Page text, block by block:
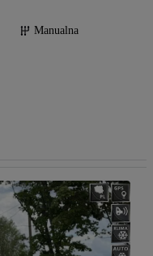
Manualna